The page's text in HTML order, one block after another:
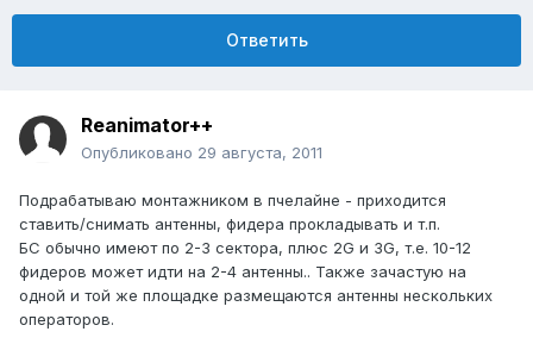
Ответить
Reanimator++
Опубликовано 29 августа, 2011
Подрабатываю монтажником в пчелайне - приходится
ставить/снимать антенны, фидера прокладывать и т.п.
БС обычно имеют по 2-3 сектора, плюс 2G и 3G, т.е. 10-12
фидеров может идти на 2-4 антенны.. Также зачастую на
одной и той же площадке размещаются антенны нескольких
операторов.